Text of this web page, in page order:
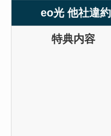
eo光 他社違
特典内容